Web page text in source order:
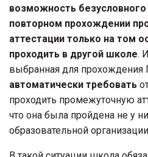
возможность безусловного
повторном прохождении
аттестации только на том
проходить в другой школе.
выбранная для прохождения
автоматически требовать
проходить промежуточную
что она была пройдена не у
образовательной